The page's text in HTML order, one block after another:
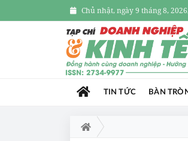
Chủ nhật, ngày 9 tháng 8,
TIN TỨC BÀN